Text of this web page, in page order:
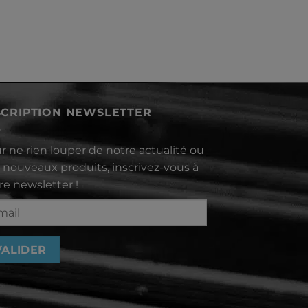
NEWSLETTER
ne rien louper de notre actualité ou
nouveaux produits, inscrivez-vous à
newsletter !